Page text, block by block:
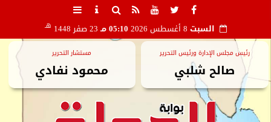
السبت 05:10 مـ 23 صفر 1448 هـ
رئيس مجلس الإدارة ورئيس التحرير
صالح شلبي
مستشار التحرير
محمود نفادي